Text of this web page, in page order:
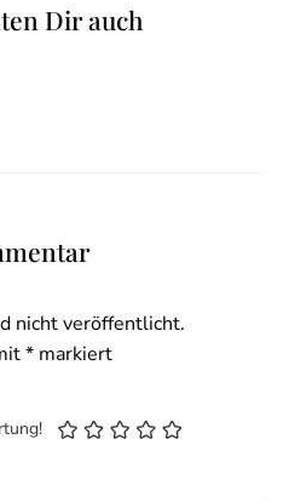
Dir auch
nicht veröffentlicht.
* markiert